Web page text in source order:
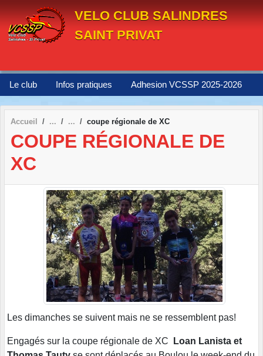
VELO CLUB SALINDRES
SAINT PRIVAT
Le club Infos pratiques Adhesion VCSSP 2025-2026
Accueil coupe régionale de XC
COUPE RÉGIONALE DE
XC
Les dimanches se suivent mais ne se ressemblent pas!
Engagés sur la coupe régionale de XC
Loan Lanista et
Panneau de gestion des cookies